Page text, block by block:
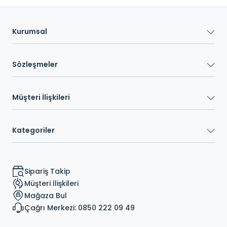
Kurumsal
Sözleşmeler
Müşteri İlişkileri
Kategoriler
Sipariş Takip
Müşteri İlişkileri
Mağaza Bul
Çağrı Merkezi: 0850 222 09 49